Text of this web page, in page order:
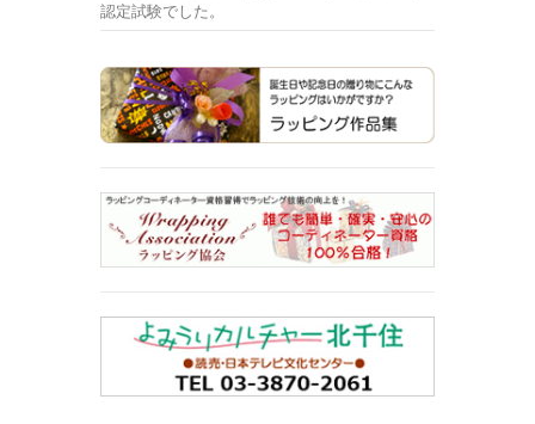
認定試験でした。